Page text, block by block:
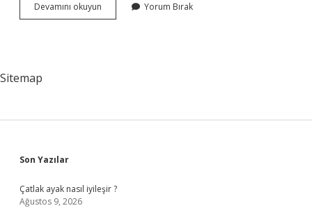
Devamını okuyun
Tüyü
Yorum Bırak
Sitemap
Sidebar
Son Yazılar
Çatlak ayak nasıl iyileşir ?
Ağustos 9, 2026